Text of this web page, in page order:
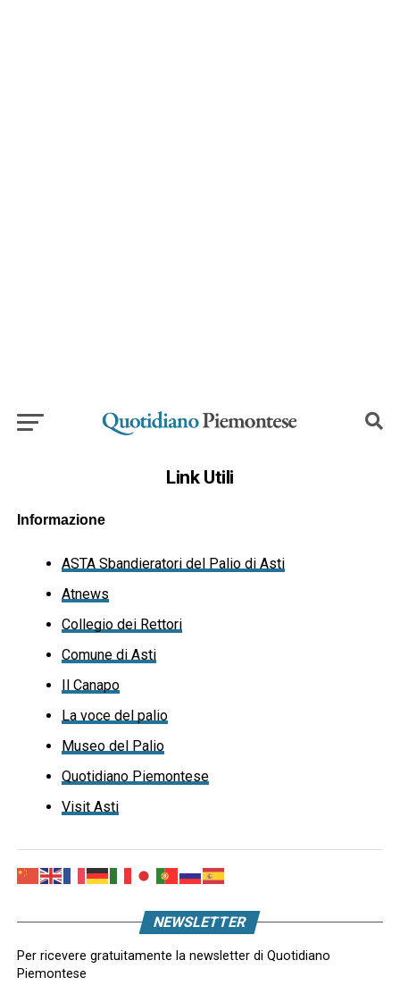
Link Utili
Informazione
ASTA Sbandieratori del Palio di Asti
Atnews
Collegio dei Rettori
Comune di Asti
Il Canapo
La voce del palio
Museo del Palio
Quotidiano Piemontese
Visit Asti
NEWSLETTER
Per ricevere gratuitamente la newsletter di Quotidiano
Piemontese